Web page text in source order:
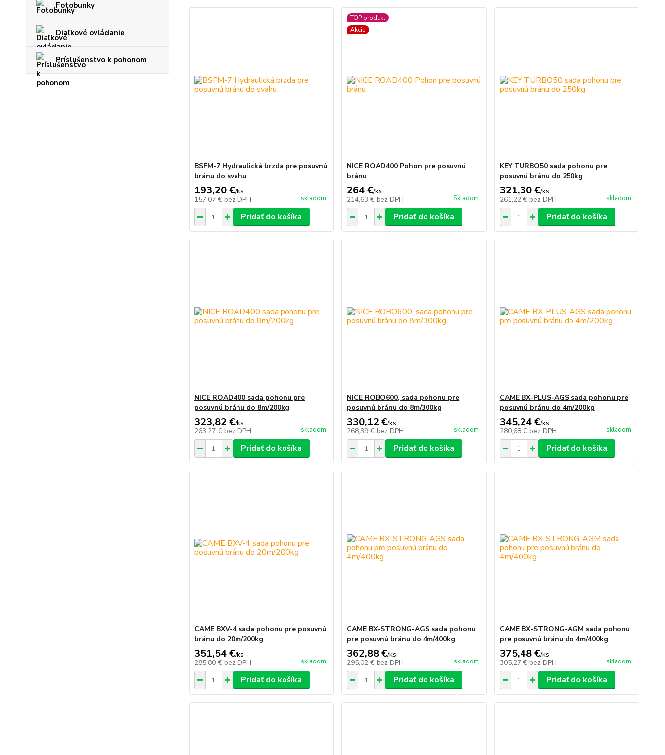
Fotobunky
Diaľkové ovládanie
Príslušenstvo k pohonom
BSFM-7 Hydraulická brzda pre posuvnú
bránu do svahu
193,20 €/ks
157,07 € bez DPH skladom
Pridať do košíka
TOP produkt
Akcia
NICE ROAD400 Pohon pre posuvnú
bránu
264 €/ks
214,63 € bez DPH Skladom
Pridať do košíka
KEY TURBO50 sada pohonu pre
posuvnú bránu do 250kg
321,30 €/ks
261,22 € bez DPH skladom
Pridať do košíka
NICE ROAD400 sada pohonu pre
posuvnú bránu do 8m/200kg
323,82 €/ks
263,27 € bez DPH skladom
Pridať do košíka
NICE ROBO600, sada pohonu pre
posuvnú bránu do 8m/300kg
330,12 €/ks
268,39 € bez DPH skladom
Pridať do košíka
CAME BX-PLUS-AGS sada pohonu pre
posuvnú bránu do 4m/200kg
345,24 €/ks
280,68 € bez DPH skladom
Pridať do košíka
CAME BXV-4 sada pohonu pre posuvnú
bránu do 20m/200kg
351,54 €/ks
285,80 € bez DPH skladom
Pridať do košíka
CAME BX-STRONG-AGS sada pohonu
pre posuvnú bránu do 4m/400kg
362,88 €/ks
295,02 € bez DPH skladom
Pridať do košíka
CAME BX-STRONG-AGM sada pohonu
pre posuvnú bránu do 4m/400kg
375,48 €/ks
305,27 € bez DPH skladom
Pridať do košíka